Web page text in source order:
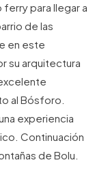
para llegar a
de las
en este
su arquitectura
al Bósforo.
experiencia
Continuación
de Bolu.